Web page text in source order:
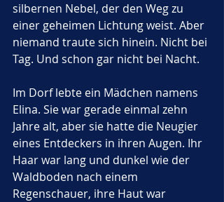
silbernen Nebel, der den Weg zu
einer geheimen Lichtung weist. Aber
niemand traute sich hinein. Nicht bei
Tag. Und schon gar nicht bei Nacht.
Im Dorf lebte ein Mädchen namens
Elina. Sie war gerade einmal zehn
Jahre alt, aber sie hatte die Neugier
eines Entdeckers in ihren Augen. Ihr
Haar war lang und dunkel wie der
Waldboden nach einem
Regenschauer, ihre Haut war